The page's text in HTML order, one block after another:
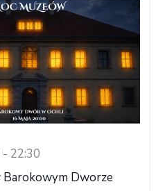
Dworze
- 22:30